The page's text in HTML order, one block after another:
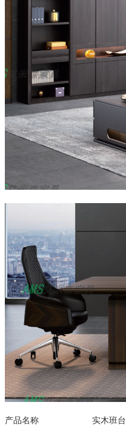
产品名称 实木班台